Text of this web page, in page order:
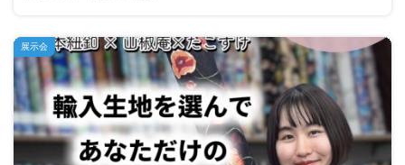
展示会